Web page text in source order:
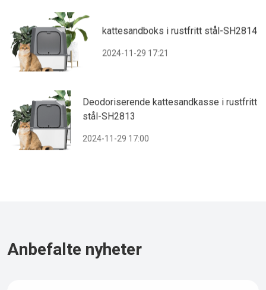
kattesandboks i rustfritt stål-SH2814
2024-11-29 17:21
Deodoriserende kattesandkasse i rustfritt
stål-SH2813
2024-11-29 17:00
Anbefalte nyheter